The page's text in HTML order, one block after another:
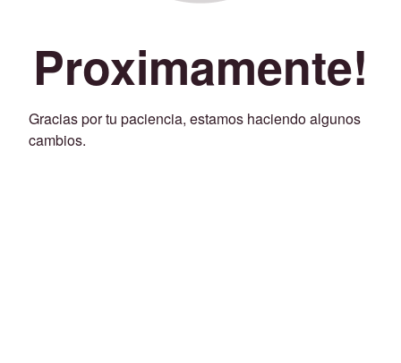
Proximamente!
Gracias por tu paciencia, estamos haciendo algunos
cambios.